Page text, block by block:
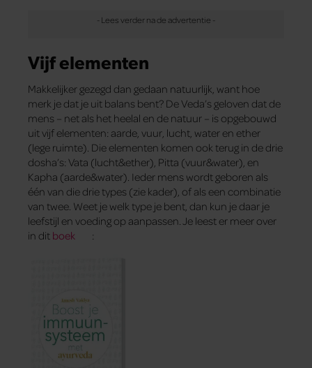
Vijf elementen
Makkelijker gezegd dan gedaan natuurlijk, want hoe
merk je dat je uit balans bent? De Veda’s geloven dat de
mens – net als het heelal en de natuur – is opgebouwd
uit vijf elementen: aarde, vuur, lucht, water en ether
(lege ruimte). Die elementen komen ook terug in de drie
dosha’s: Vata (lucht&ether), Pitta (vuur&water), en
Kapha (aarde&water). Ieder mens wordt geboren als
één van die drie types (zie kader), of als een combinatie
van twee. Weet je welk type je bent, dan kun je daar je
leefstijl en voeding op aanpassen. Je leest er meer over
in dit boek :